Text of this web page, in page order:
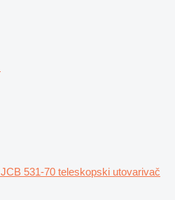
JCB 531-70 teleskopski utovarivač